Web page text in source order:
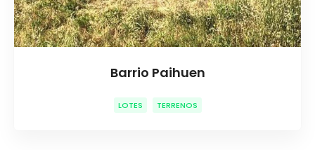
Barrio Paihuen
LOTES TERRENOS